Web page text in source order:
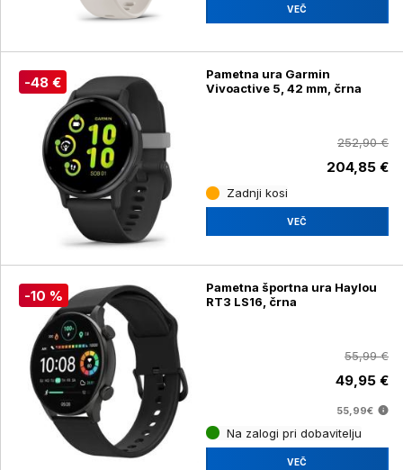
VEČ
-48 €
Pametna ura Garmin
Vivoactive 5, 42 mm, črna
252,90 €
204,85 €
Zadnji kosi
VEČ
-10 %
Pametna športna ura Haylou
RT3 LS16, črna
55,99 €
49,95 €
55,99€
Na zalogi pri dobavitelju
VEČ